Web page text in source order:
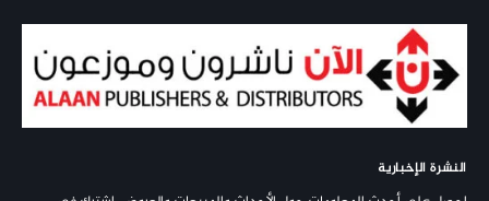
النشرة الإخبارية